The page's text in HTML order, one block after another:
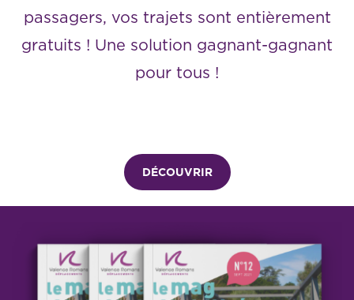
passagers, vos trajets sont entièrement
gratuits ! Une solution gagnant-gagnant
pour tous !
DÉCOUVRIR